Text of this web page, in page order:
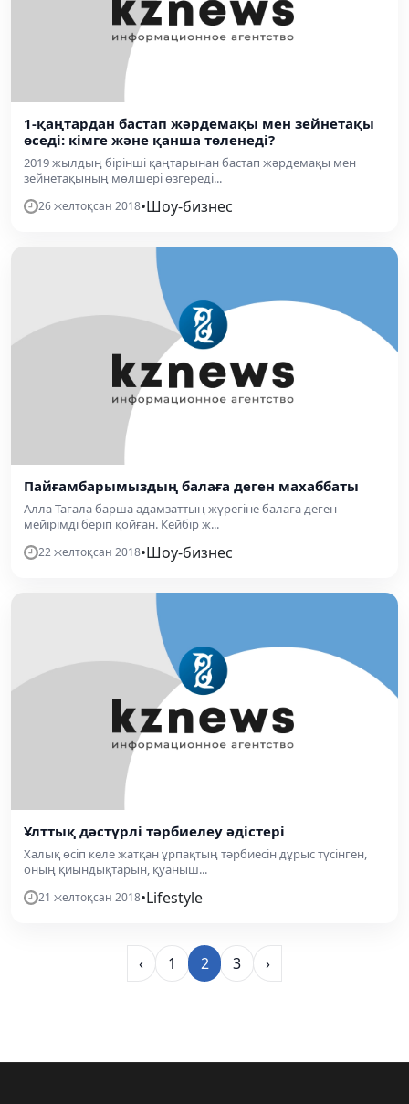
1-қаңтардан бастап жәрдемақы мен зейнетақы
өседі: кімге және қанша төленеді?
2019 жылдың бірінші қаңтарынан бастап жәрдемақы мен
зейнетақының мөлшері өзгереді...
26 желтоқсан 2018•Шоу-бизнес
Пайғамбарымыздың балаға деген махаббаты
Алла Тағала барша адамзаттың жүрегіне балаға деген
мейірімді беріп қойған. Кейбір ж...
22 желтоқсан 2018•Шоу-бизнес
Ұлттық дәстүрлі тәрбиелеу әдістері
Халық өсіп келе жатқан ұрпақтың тәрбиесін дұрыс түсінген,
оның қиындықтарын, қуаныш...
21 желтоқсан 2018•Lifestyle
‹ 1 2 3 ›